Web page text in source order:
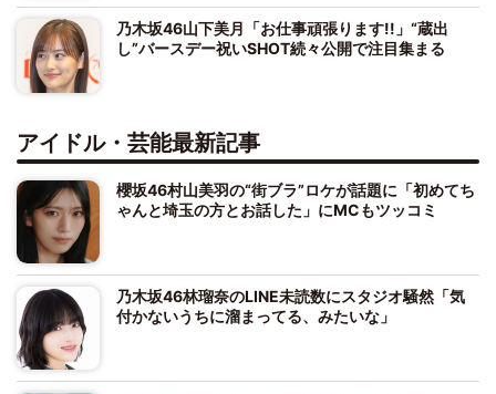
乃木坂46山下美月「お仕事頑張ります!!」“蔵出
し”バースデー祝いSHOT続々公開で注目集まる
アイドル・芸能最新記事
櫻坂46村山美羽の“街ブラ”ロケが話題に「初めてち
ゃんと埼玉の方とお話した」にMCもツッコミ
乃木坂46林瑠奈のLINE未読数にスタジオ騒然「気
付かないうちに溜まってる、みたいな」